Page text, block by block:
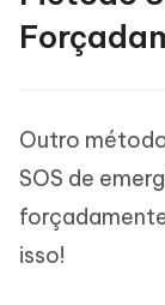
Outro
SOS de
isso!